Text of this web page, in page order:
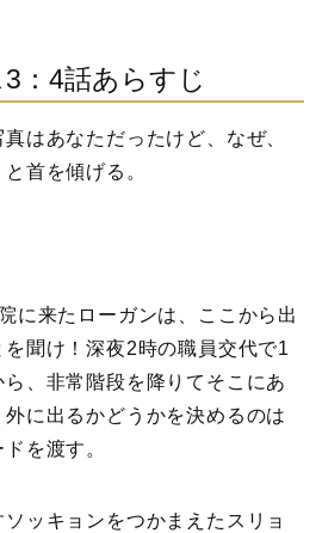
：4話あらすじ
はあなただったけど、なぜ、
首を傾げる。
に来たローガンは、ここから出
聞け！深夜2時の職員交代で1
、非常階段を降りてそこにあ
に出るかどうかを決めるのは
を渡す。
ッキョンをつかまえたスリョ